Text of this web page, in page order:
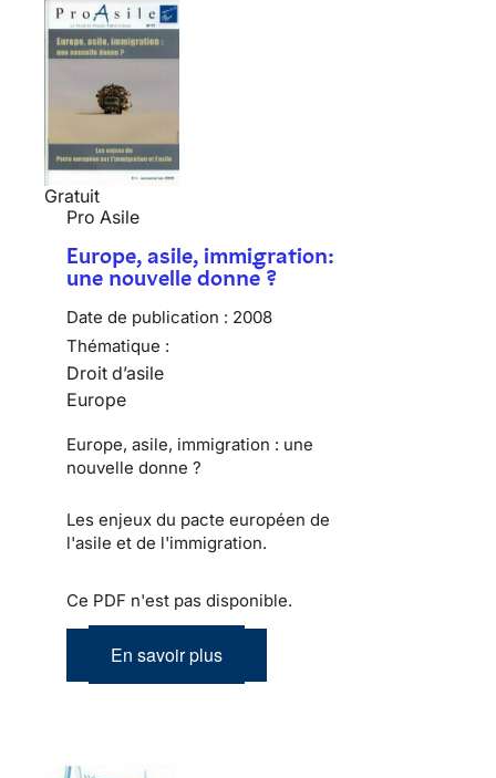
Gratuit
Pro Asile
Europe, asile, immigration:
une nouvelle donne ?
Date de publication : 2008
Thématique :
Droit d’asile
Europe
Europe, asile, immigration : une
nouvelle donne ?
Les enjeux du pacte européen de
l'asile et de l'immigration.
Ce PDF n'est pas disponible.
En savoir plus